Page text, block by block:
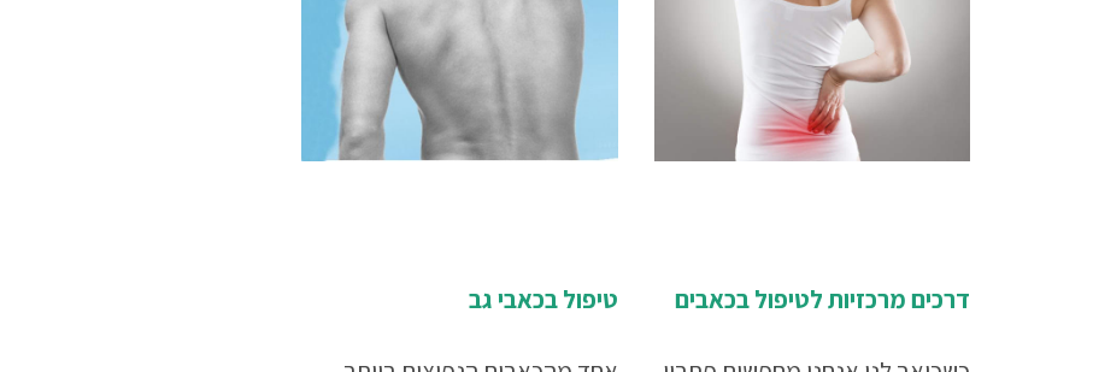
דרכים מרכזיות לטיפול בכאבים טיפול בכאבי גב